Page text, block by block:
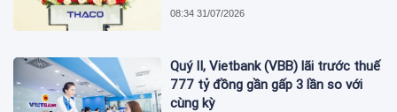
08:34 31/07/2026
Quý II, Vietbank (VBB) lãi trước thuế
777 tỷ đồng gần gấp 3 lần so với
cùng kỳ